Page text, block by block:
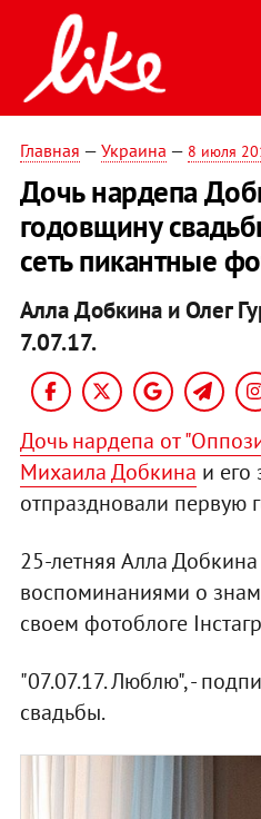
Главная — Украина — 8 июля
Дочь нардепа
годовщину
сеть пикантные
Алла Добкина и Олег
7.07.17.
Дочь нардепа от
Михаила Добкина и его
отпраздновали первую
25-летняя Алла
воспоминаниями о
своем фотоблоге
"07.07.17. Люблю", -
свадьбы.